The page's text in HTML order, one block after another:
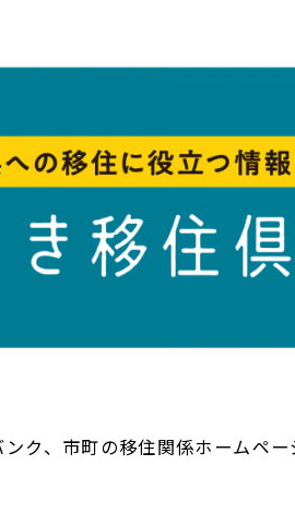
ク、市町の移住関係ホームペ